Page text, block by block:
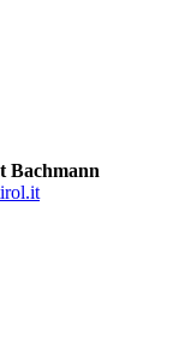
Bachmann